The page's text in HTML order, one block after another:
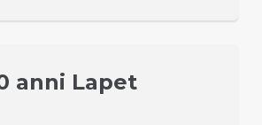
anni Lapet